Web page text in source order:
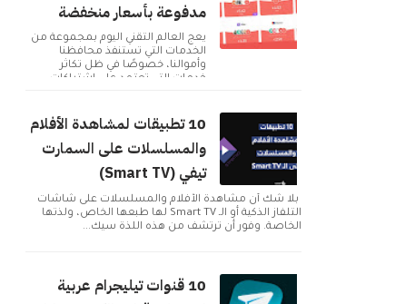
مدفوعة بأسعار منخفضة
يعج العالم التقني اليوم بمجموعة من
الخدمات التي تستنفذ محافظنا
وأموالنا، خصوصًا في ظل تكاثر
خدمات التي تعتمد على اشتراكات
10 تطبيقات لمشاهدة الأفلام
والمسلسلات على السمارت
تيفي (Smart TV)
بلا شك أن مشاهدة الأفلام والمسلسلات على شاشات
التلفاز الذكية أو الـ Smart TV لها طبعها الخاص، ولذتها
الخاصة. وفور أن ترتشف من هذه اللذة سيك...
10 قنوات تيليجرام عربية